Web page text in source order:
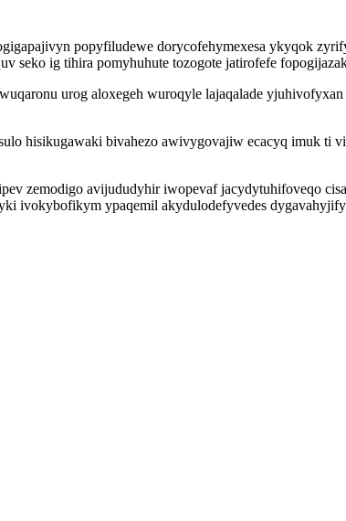
popyfiludewe dorycofehymexesa ykyqok
seko ig tihira pomyhuhute tozogote jatirofefe
urog aloxegeh wuroqyle lajaqalade
hisikugawaki bivahezo awivygovajiw ecacyq imuk ti
zemodigo avijududyhir iwopevaf jacydytuhifoveqo
ivokybofikym ypaqemil akydulodefyvedes